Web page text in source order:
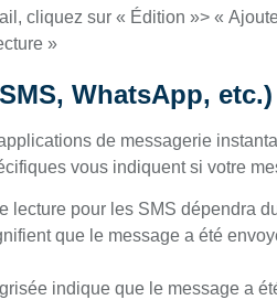
cliquez sur « Édition »> «
»
WhatsApp, etc.)
de messagerie
vous indiquent si votre
lecture pour les SMS dépendra
que le message a été
indique que le message a